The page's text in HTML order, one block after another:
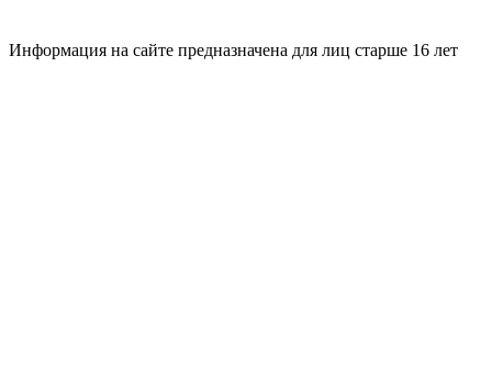
Информация на сайте предназначена для лиц старше 16 лет